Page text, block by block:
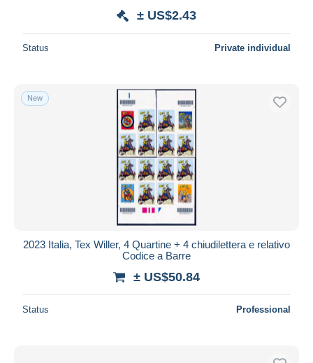
± US$2.43
Status Private individual
New
2023 Italia, Tex Willer, 4 Quartine + 4 chiudilettera e relativo
Codice a Barre
± US$50.84
Status Professional